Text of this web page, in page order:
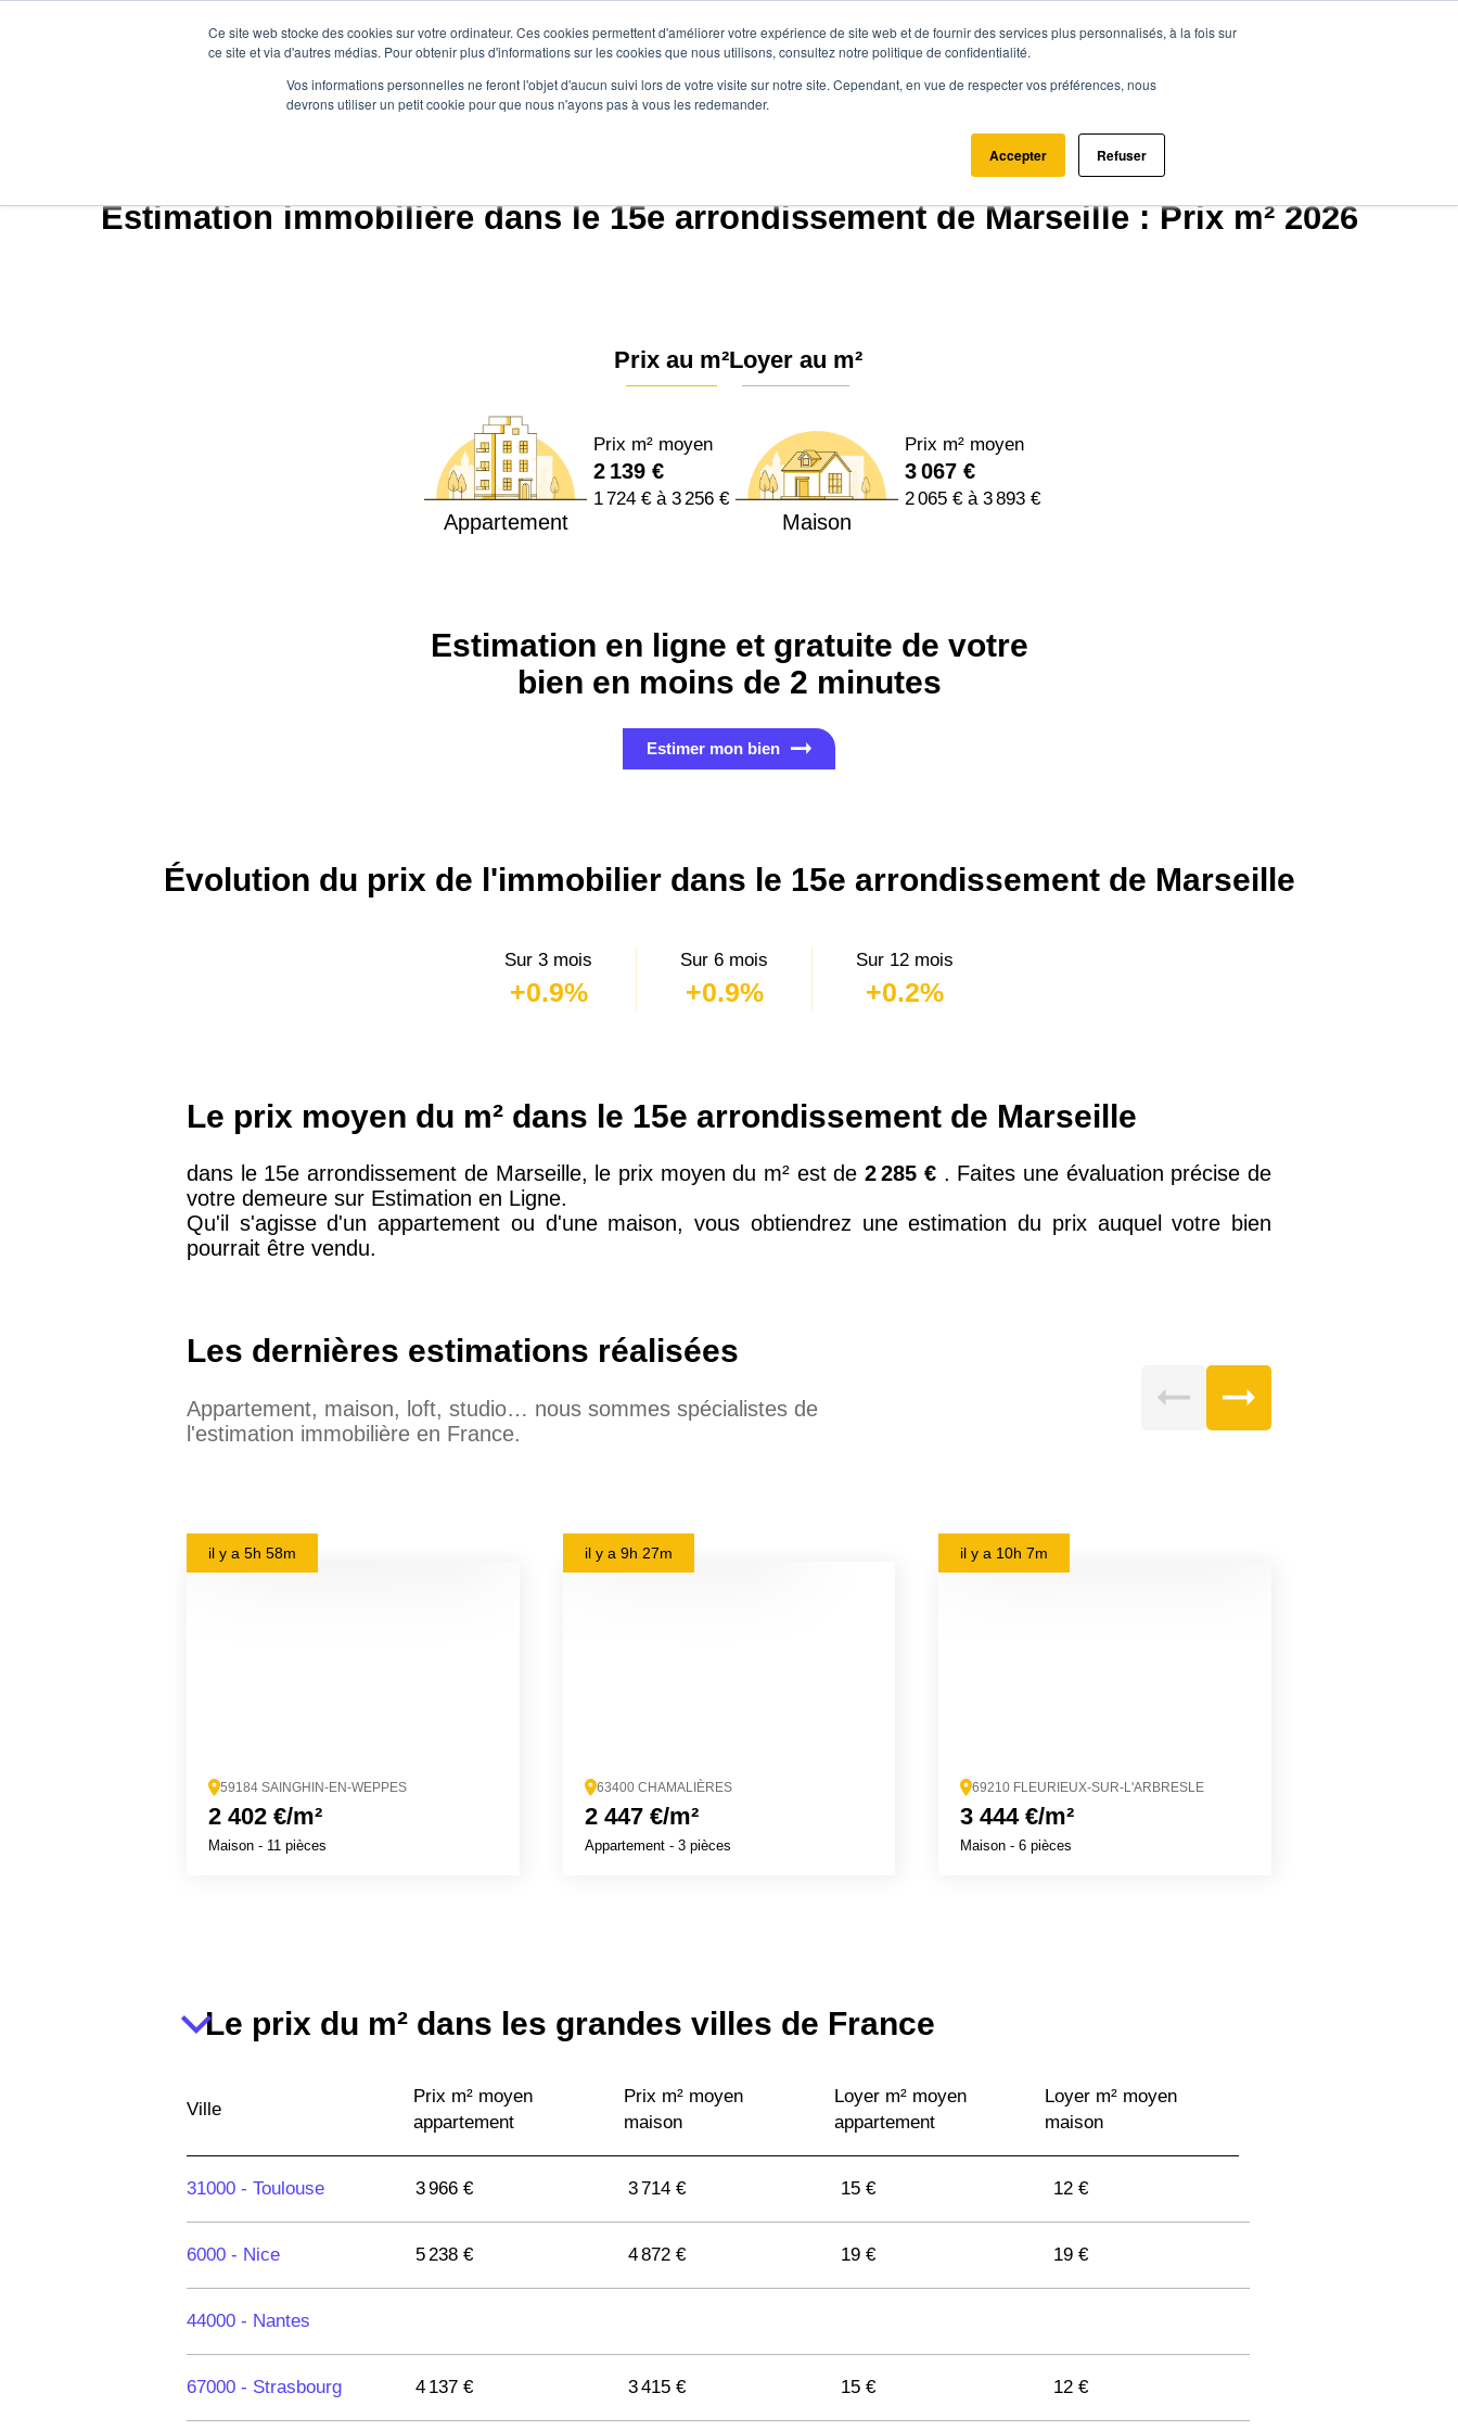
Ce site web stocke des cookies sur votre ordinateur. Ces cookies permettent d'améliorer votre expérience de site web et de fournir des services plus personnalisés, à la fois sur
ce site et via d'autres médias. Pour obtenir plus d'informations sur les cookies que nous utilisons, consultez notre politique de confidentialité.
Vos informations personnelles ne feront l'objet d'aucun suivi lors de votre visite sur notre site. Cependant, en vue de respecter vos préférences, nous
devrons utiliser un petit cookie pour que nous n'ayons pas à vous les redemander.
Accepter Refuser
Prix immobilier Vendre avec Agence.immo
Marseille 15ème arrondissement (13015)
Estimation immobilière dans le 15e arrondissement de Marseille : Prix m² 2026
Prix au m²
Appartement
Prix m² moyen
2 139 €
1 724 € à 3 256 €
Loyer au m²
Maison
Prix m² moyen
3 067 €
2 065 € à 3 893 €
Estimation en ligne et gratuite de votre
bien en moins de 2 minutes
Estimer mon bien
Évolution du prix de l'immobilier dans le 15e arrondissement de Marseille
Sur 3 mois
+0.9%
Sur 6 mois
+0.9%
Sur 12 mois
+0.2%
Le prix moyen du m² dans le 15e arrondissement de Marseille
dans le 15e arrondissement de Marseille, le prix moyen du m² est de2 285 € . Faites une évaluation précise de
votre demeure sur Estimation en Ligne.
Qu'il s'agisse d'un appartement ou d'une maison, vous obtiendrez une estimation du prix auquel votre bien
pourrait être vendu.
Les dernières estimations réalisées
Appartement, maison, loft, studio… nous sommes spécialistes de
l'estimation immobilière en France.
il y a 5h 58m
59184 SAINGHIN-EN-WEPPES
2 402 €/m²
Maison - 11 pièces
il y a 9h 27m
63400 CHAMALIÈRES
2 447 €/m²
Appartement- 3 pièces
il y a 10h 7m
69210 FLEURIEUX-SUR-L'ARBRESLE
3 444 €/m²
Maison - 6 pièces
Le prix du m² dans les grandes villes de France
Ville
Prix m² moyen
appartement
Prix m² moyen
maison
Loyer m² moyen
appartement
Loyer m² moyen
maison
31000 - Toulouse 3 966 € 3 714 € 15 € 12 €
6000 - Nice 5 238 € 4 872 € 19 € 19 €
44000 - Nantes
67000 - Strasbourg 4 137 € 3 415 € 15 € 12 €